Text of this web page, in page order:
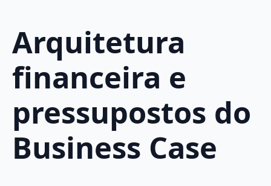
Arquitetura
financeira e
pressupostos do
Business Case